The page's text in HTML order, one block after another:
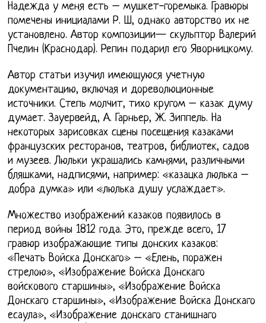
Надежда у меня есть – мушкет-горемыка. Гравюры
помечены инициалами Р. Ш, однако авторство их не
установлено. Автор композиции— скульптор Валерий
Пчелин (Краснодар). Репин подарил его Яворницкому.
Автор статьи изучил имеющуюся учетную
документацию, включая и дореволюционные
источники. Степь молчит, тихо кругом – казак думу
думает. Зауервейд, А. Гарньер, Ж. Зиппель. На
некоторых зарисовках сцены посещения казаками
французских ресторанов, театров, библиотек, садов
и музеев. Люльки украшались камнями, различными
бляшками, надписями, например: «казацка люлька –
добра думка» или «люлька душу услаждает».
Множество изображений казаков появилось в
период войны 1812 года. Это, прежде всего, 17
гравюр изображающие типы донских казаков:
«Печать Войска Донскаго» – «Елень, поражен
стрелою», «Изображение Войска Донскаго
войскового старшины», «Изображение Войска
Донскаго старшины», «Изображение Войска Донскаго
есаула», «Изображение донскаго станишнаго